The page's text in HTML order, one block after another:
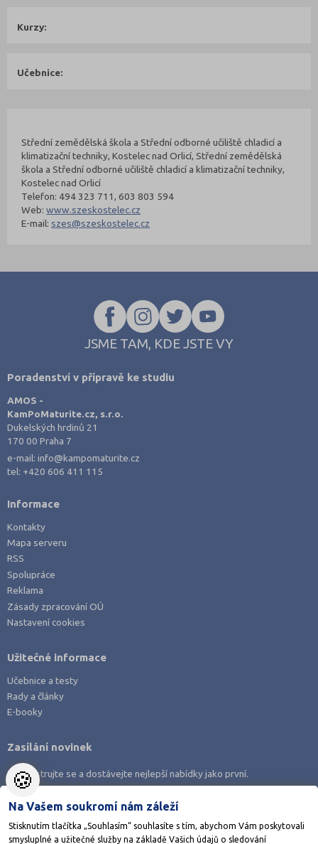
Kurzy:
Učebnice:
Střední zemědělská škola a Střední odborné učiliště chladicí a
klimatizační techniky, Kostelec nad Orlicí, Střední zemědělská
škola a Střední odborné učiliště chladicí a klimatizační techniky,
Kostelec nad Orlicí
Telefon: 494 323 711, 603 803 594
Web:www.szeskostelec.cz
E-mail: szes@szeskostelec.cz
JSME TAM, KDE JSTE VY
Poradenství v přípravě ke studiu
AMOS -
KamPoMaturite.cz, s.r.o.
Dukelských hrdinů 21
170 00 Praha 7
e-mail:info@kampomaturite.cz
tel: +420 606 411 115
Informace
Kontakty
Mapa serveru
RSS
Spolupráce
Reklama
Zásady zpracování OÚ
Nastavení cookies
Užitečné informace
Učebnice a testy
Rady a články
E-booky
Zasílání novinek
Zaregistrujte se a dostávejte nejlepší nabídky jako první.
🍪
Na Vašem soukromí nám záleží
Stisknutím tlačítka „Souhlasím“ souhlasíte s tím, abychom Vám poskytovali
smysluplné a užitečné služby na základě Vašich údajů o sledování